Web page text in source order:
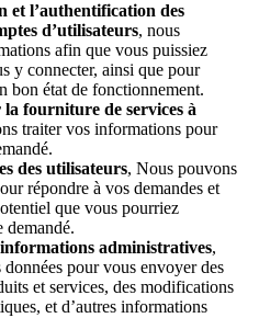
et l’authentification des
d’utilisateurs, nous
afin que vous puissiez
y connecter, ainsi que pour
bon état de fonctionnement.
fourniture de services à
traiter vos informations pour
des utilisateurs, Nous pouvons
répondre à vos demandes et
que vous pourriez
demandé.
administratives,
pour vous envoyer des
et services, des modifications
et d’autres informations